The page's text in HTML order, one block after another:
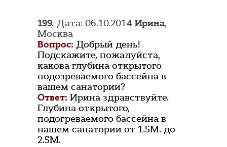
199. Дата: 06.10.2014 Ирина,
Москва
Вопрос: Добрый день!
Подскажите, пожалуйста,
какова глубина открытого
подозреваемого бассейна в
вашем санатории?
Ответ: Ирина здравствуйте.
Глубина открытого,
подогреваемого бассейна в
нашем санатории от 1.5М. до
2.5М.